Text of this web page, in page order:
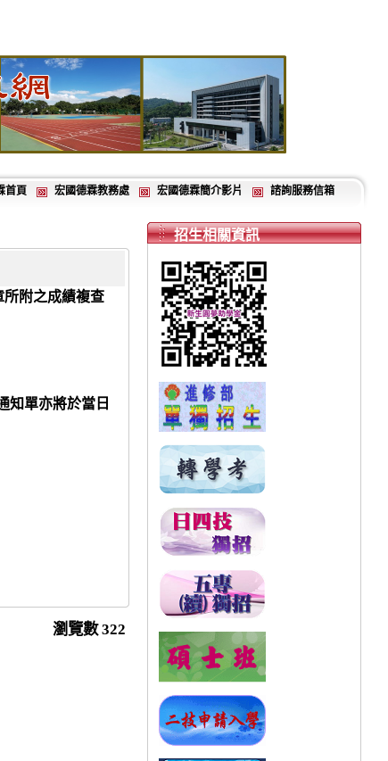
首頁 宏國德霖教務處 宏國德霖簡介影片 諮詢服務信箱
所附之成績複查
知單亦將於當日
瀏覽數322
招生相關資訊